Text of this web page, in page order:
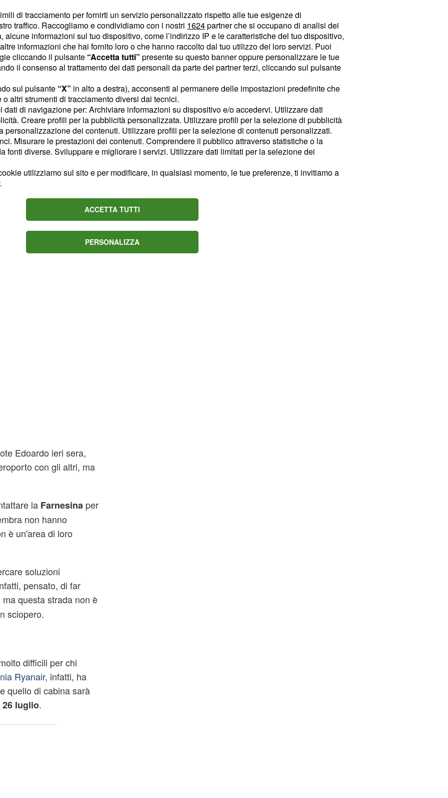
la
imbarcarsi intorno
che era in
come molti della
al 29 luglio.I
rivolti ai tre
quanto sembra, non
3 responsabili hanno
italiana di
quanto il personale
si è limitato a
sono abbandonati
Edoardo ieri sera,
con gli altri, ma
la Farnesina per
non hanno
è un'area di loro
soluzioni
pensato, di far
ma questa strada non è
sciopero.
difficili per chi
Ryanair, infatti, ha
quello di cabina sarà
luglio.
di tracciamento per fornirti un servizio personalizzato rispetto alle tue esigenze di
traffico. Raccogliamo e condividiamo con i nostri 1624partner che si occupano di analisi dei
informazioni sul tuo dispositivo, come l’indirizzo IP e le caratteristiche del tuo dispositivo,
informazioni che hai fornito loro o che hanno raccolto dal tuo utilizzo dei loro servizi. Puoi
cliccando il pulsante “Accetta tutti” presente su questo banner oppure personalizzare le tue
il consenso al trattamento dei dati personali da parte dei partner terzi, cliccando sul pulsante
sul pulsante “X” in alto a destra), acconsenti al permanere delle impostazioni predefinite che
altri strumenti di tracciamento diversi dai tecnici.
dati di navigazione per: Archiviare informazioni su dispositivo e/o accedervi. Utilizzare dati
Creare profili per la pubblicità personalizzata. Utilizzare profili per la selezione di pubblicità
personalizzazione dei contenuti. Utilizzare profili per la selezione di contenuti personalizzati.
Misurare le prestazioni dei contenuti. Comprendere il pubblico attraverso statistiche o la
fonti diverse. Sviluppare e migliorare i servizi. Utilizzare dati limitati per la selezione dei
utilizziamo sul sito e per modificare, in qualsiasi momento, le tue preferenze, ti invitiamo a
.
ACCETTA TUTTI
PERSONALIZZA